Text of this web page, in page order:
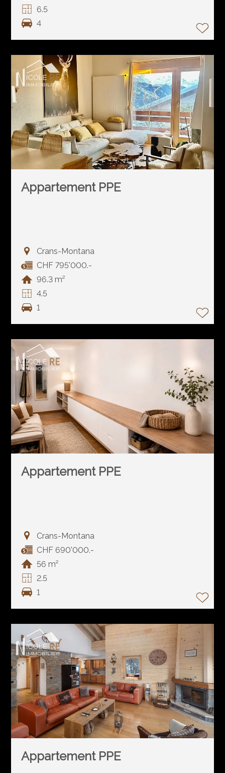
6.5
4
Appartement PPE
Crans-Montana
CHF 795'000.-
96.3 m²
4.5
1
Appartement PPE
Crans-Montana
CHF 690'000.-
56 m²
2.5
1
Appartement PPE